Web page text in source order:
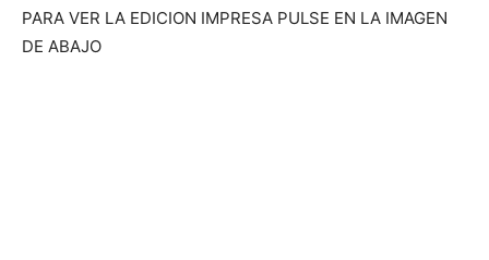
PARA VER LA EDICION IMPRESA PULSE EN LA IMAGEN
DE ABAJO